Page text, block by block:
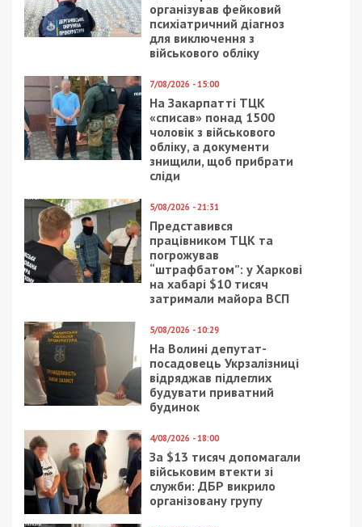
Читайте також
Предыдущая статья:
На Вінниччині посадовець
Держгеокадастру незаконно передав
землі аграрного університету в приватну
власність
У Дніпрі внаслідок російської атаки
загинули шестеро людей
На Чернігівщині
депутат-ухилянт
незаконно отримав
грошове забезпечення
військового
Мільйон гривень
заплатять у Харкові за
проєкт реконструкції
набережної